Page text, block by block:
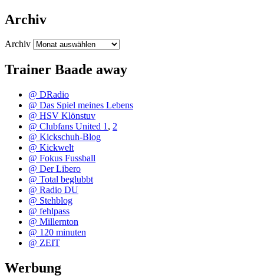
Archiv
Archiv
Trainer Baade away
@ DRadio
@ Das Spiel meines Lebens
@ HSV Klönstuv
@ Clubfans United 1 , 2
@ Kickschuh-Blog
@ Kickwelt
@ Fokus Fussball
@ Der Libero
@ Total beglubbt
@ Radio DU
@ Stehblog
@ fehlpass
@ Millernton
@ 120 minuten
@ ZEIT
Werbung